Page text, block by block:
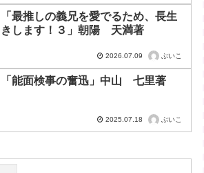
「最推しの義兄を愛でるため、長生
きします！３」朝陽 天満著
2026.07.09 ぶいこ
「能面検事の奮迅」中山 七里著
2025.07.18 ぶいこ